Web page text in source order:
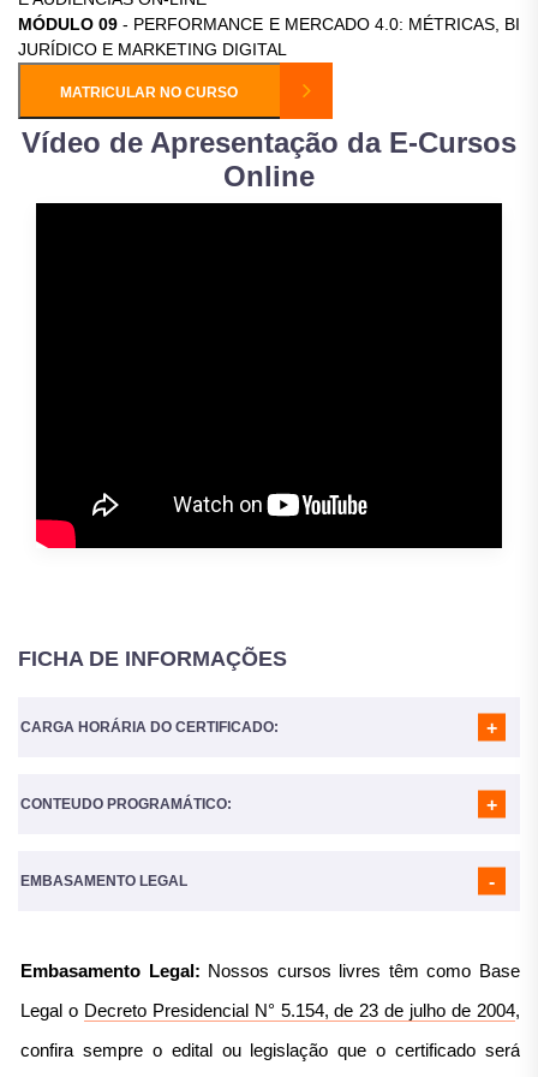
MÓDULO 09 - PERFORMANCE E MERCADO 4.0: MÉTRICAS, BI
JURÍDICO E MARKETING DIGITAL
MATRICULAR NO CURSO
Vídeo de Apresentação da E-Cursos
Online
FICHA DE INFORMAÇÕES
CARGA HORÁRIA DO CERTIFICADO:
CONTEUDO PROGRAMÁTICO:
MÓDULO 02- ORGANIZAÇÃO, GOVERNANÇA E FLUXOS
MÓDULO 04- PLATAFORMAS DE JUSTIÇA E
PROJUDI)
MÓDULO 05- FLUXOS DIGITAIS POR ÁREA (CÍVEL, PENAL,
EMBASAMENTO LEGAL
Embasamento Legal: Nossos cursos livres têm como Base
Legal o Decreto Presidencial N° 5.154, de 23 de julho de 2004,
confira sempre o edital ou legislação que o certificado será